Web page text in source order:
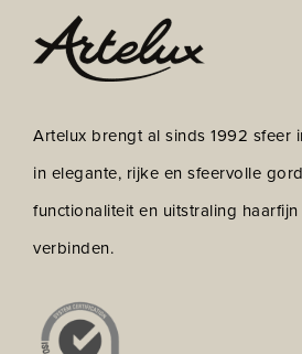
Artelux brengt al sinds 1992 sfeer
in elegante, rijke en sfeervolle
functionaliteit en uitstraling
verbinden.